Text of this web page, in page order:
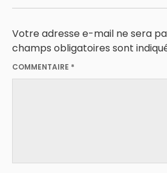
Votre adresse e-mail ne sera
champs obligatoires sont
COMMENTAIRE *